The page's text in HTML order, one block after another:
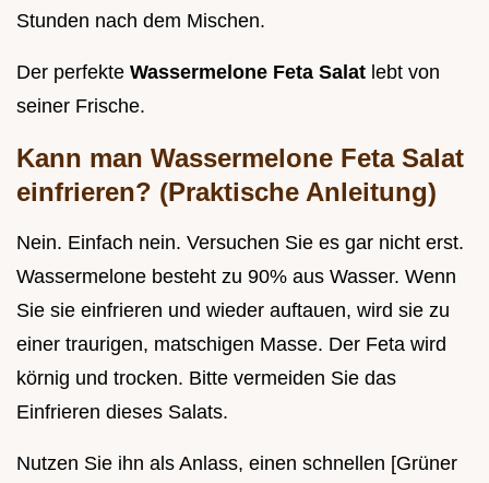
Stunden nach dem Mischen.
Der perfekte Wassermelone Feta Salat lebt von
seiner Frische.
Kann man Wassermelone Feta Salat
einfrieren? (Praktische Anleitung)
Nein. Einfach nein. Versuchen Sie es gar nicht erst.
Wassermelone besteht zu 90% aus Wasser. Wenn
Sie sie einfrieren und wieder auftauen, wird sie zu
einer traurigen, matschigen Masse. Der Feta wird
körnig und trocken. Bitte vermeiden Sie das
Einfrieren dieses Salats.
Nutzen Sie ihn als Anlass, einen schnellen [Grüner